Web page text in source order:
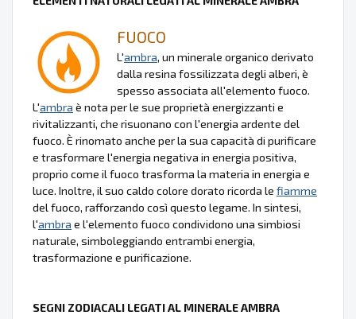
FUOCO
L'ambra, un minerale organico derivato
dalla resina fossilizzata degli alberi, è
spesso associata all'elemento fuoco.
L'ambra è nota per le sue proprietà energizzanti e
rivitalizzanti, che risuonano con l'energia ardente del
fuoco. È rinomato anche per la sua capacità di purificare
e trasformare l'energia negativa in energia positiva,
proprio come il fuoco trasforma la materia in energia e
luce. Inoltre, il suo caldo colore dorato ricorda le fiamme
del fuoco, rafforzando così questo legame. In sintesi,
l'ambra e l'elemento fuoco condividono una simbiosi
naturale, simboleggiando entrambi energia,
trasformazione e purificazione.
SEGNI ZODIACALI LEGATI AL MINERALE AMBRA